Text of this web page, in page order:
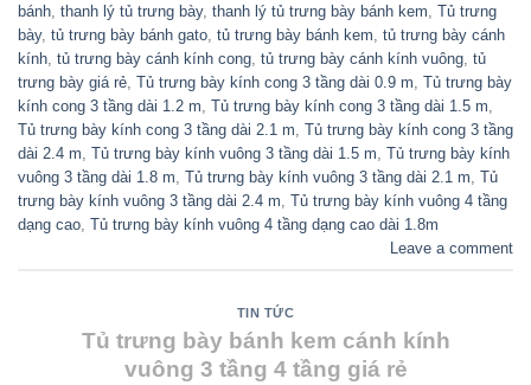
bánh thanh lý tủ trưng bày, thanh lý tủ trưng bày bánh kem Tủ trưng
bày, tủ trưng bày bánh gato tủ trưng bày bánh kem tủ trưng bày cánh
kính tủ trưng bày cánh kính cong tủ trưng bày cánh kính vuông tủ
trưng bày giá rẻ Tủ trưng bày kính cong 3 tầng dài 0.9 m Tủ trưng bày
kính cong 3 tầng dài 1.2 m Tủ trưng bày kính cong 3 tầng dài 1.5 m
Tủ trưng bày kính cong 3 tầng dài 2.1 m Tủ trưng bày kính cong 3 tầng
dài 2.4 m Tủ trưng bày kính vuông 3 tầng dài 1.5 m Tủ trưng bày kính
vuông 3 tầng dài 1.8 m Tủ trưng bày kính vuông 3 tầng dài 2.1 m Tủ
trưng bày kính vuông 3 tầng dài 2.4 m Tủ trưng bày kính vuông 4 tầng
dạng cao Tủ trưng bày kính vuông 4 tầng dạng cao dài 1.8m
Leave a comment
TIN TỨC
Tủ trưng bày bánh kem cánh kính
vuông 3 tầng 4 tầng giá rẻ